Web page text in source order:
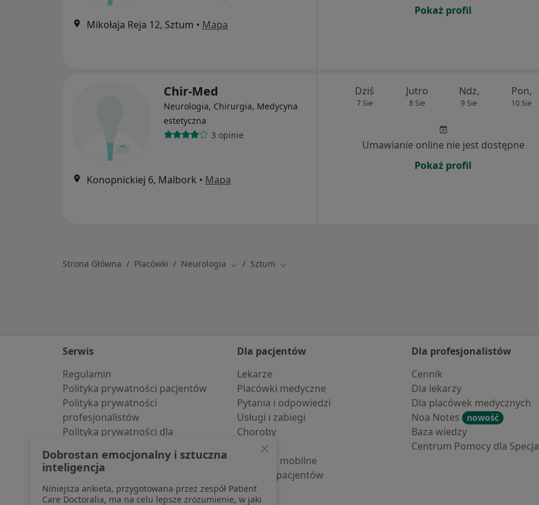
Mikołaja Reja 12, Sztum • Mapa
Pokaż profil
Chir-Med
Neurologia, Chirurgia, Medycyna
estetyczna
3 opinie
Konopnickiej 6, Malbork • Mapa
Dziś
7 Sie
Jutro
8 Sie
Ndz,
9 Sie
Pon,
10 Sie
Umawianie online nie jest dostępne
Pokaż profil
Strona Główna Placówki Neurologia Zmień miasto
Sztum Zmień miasto
Serwis
Regulamin
Polityka prywatności pacjentów
Polityka prywatności
profesjonalistów
Polityka prywatności dla
pozyskaliśmy samodzielnie
Polityka cookies
Jak działają wyniki wyszukiwania
Dla pacjentów
Lekarze
Placówki medyczne
Pytania i odpowiedzi
Usługi i zabiegi
Choroby
Pomoc
Aplikacje mobilne
Blog dla pacjentów
Dla profesjonalistów
Cennik
Dla lekarzy
Dla placówek medycznych
Noa Notes
nowość
Baza wiedzy
Centrum Pomocy dla
Dobrostan emocjonalny i sztuczna
inteligencja
Niniejsza ankieta, przygotowana przez zespół Patient
Care Doctoralia, ma na celu lepsze zrozumienie, w jaki